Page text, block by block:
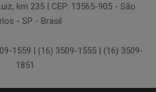
km 235 | CEP: 13565-905 - São
- SP - Brasil
1559 | (16) 3509-1555 | (16) 3509-
1851